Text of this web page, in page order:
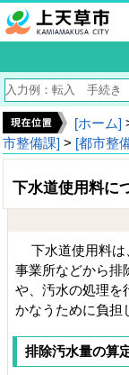
[ホーム]
市整備課] > [都市整
下水道使用料に
下水道使用料
事業所などから排
や、汚水の処理を
かなうために負担
排除汚水量の算